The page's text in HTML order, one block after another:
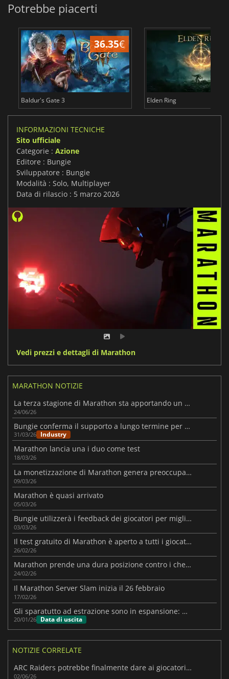
Potrebbe piacerti
36.35€
Baldur's Gate 3 Elden Ring
INFORMAZIONI TECNICHE
Sito ufficiale
Categorie : Azione
Editore : Bungie
Sviluppatore : Bungie
Modalità : Solo, Multiplayer
Data di rilascio : 5 marzo 2026
Vedi prezzi e dettagli di Marathon
MARATHON NOTIZIE
La terza stagione di Marathon sta apportando un notevole miglioramento a Perimeter
24/06/26
Bungie conferma il supporto a lungo termine per Marathon
31/03/26 Industry
Marathon lancia una i duo come test
18/03/26
La monetizzazione di Marathon genera preoccupazioni
09/03/26
Marathon è quasi arrivato
05/03/26
Bungie utilizzerà i feedback dei giocatori per migliorare Marathon
03/03/26
Il test gratuito di Marathon è aperto a tutti i giocatori
26/02/26
Marathon prende una dura posizione contro i cheaters prima del lancio
24/02/26
Il Marathon Server Slam inizia il 26 febbraio
17/02/26
Gli sparatutto ad estrazione sono in espansione: Marathon punta tutto sul PvP
20/01/26 Data di uscita
NOTIZIE CORRELATE
ARC Raiders potrebbe finalmente dare ai giocatori PvE la modalità che vogliono
02/06/26